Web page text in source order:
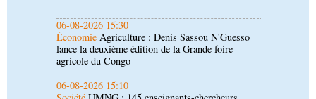
06-08-2026 15:10
SociétéUMNG : 145 enseignants-chercheurs
promus aux sessions du Cames
06-08-2026 15:00